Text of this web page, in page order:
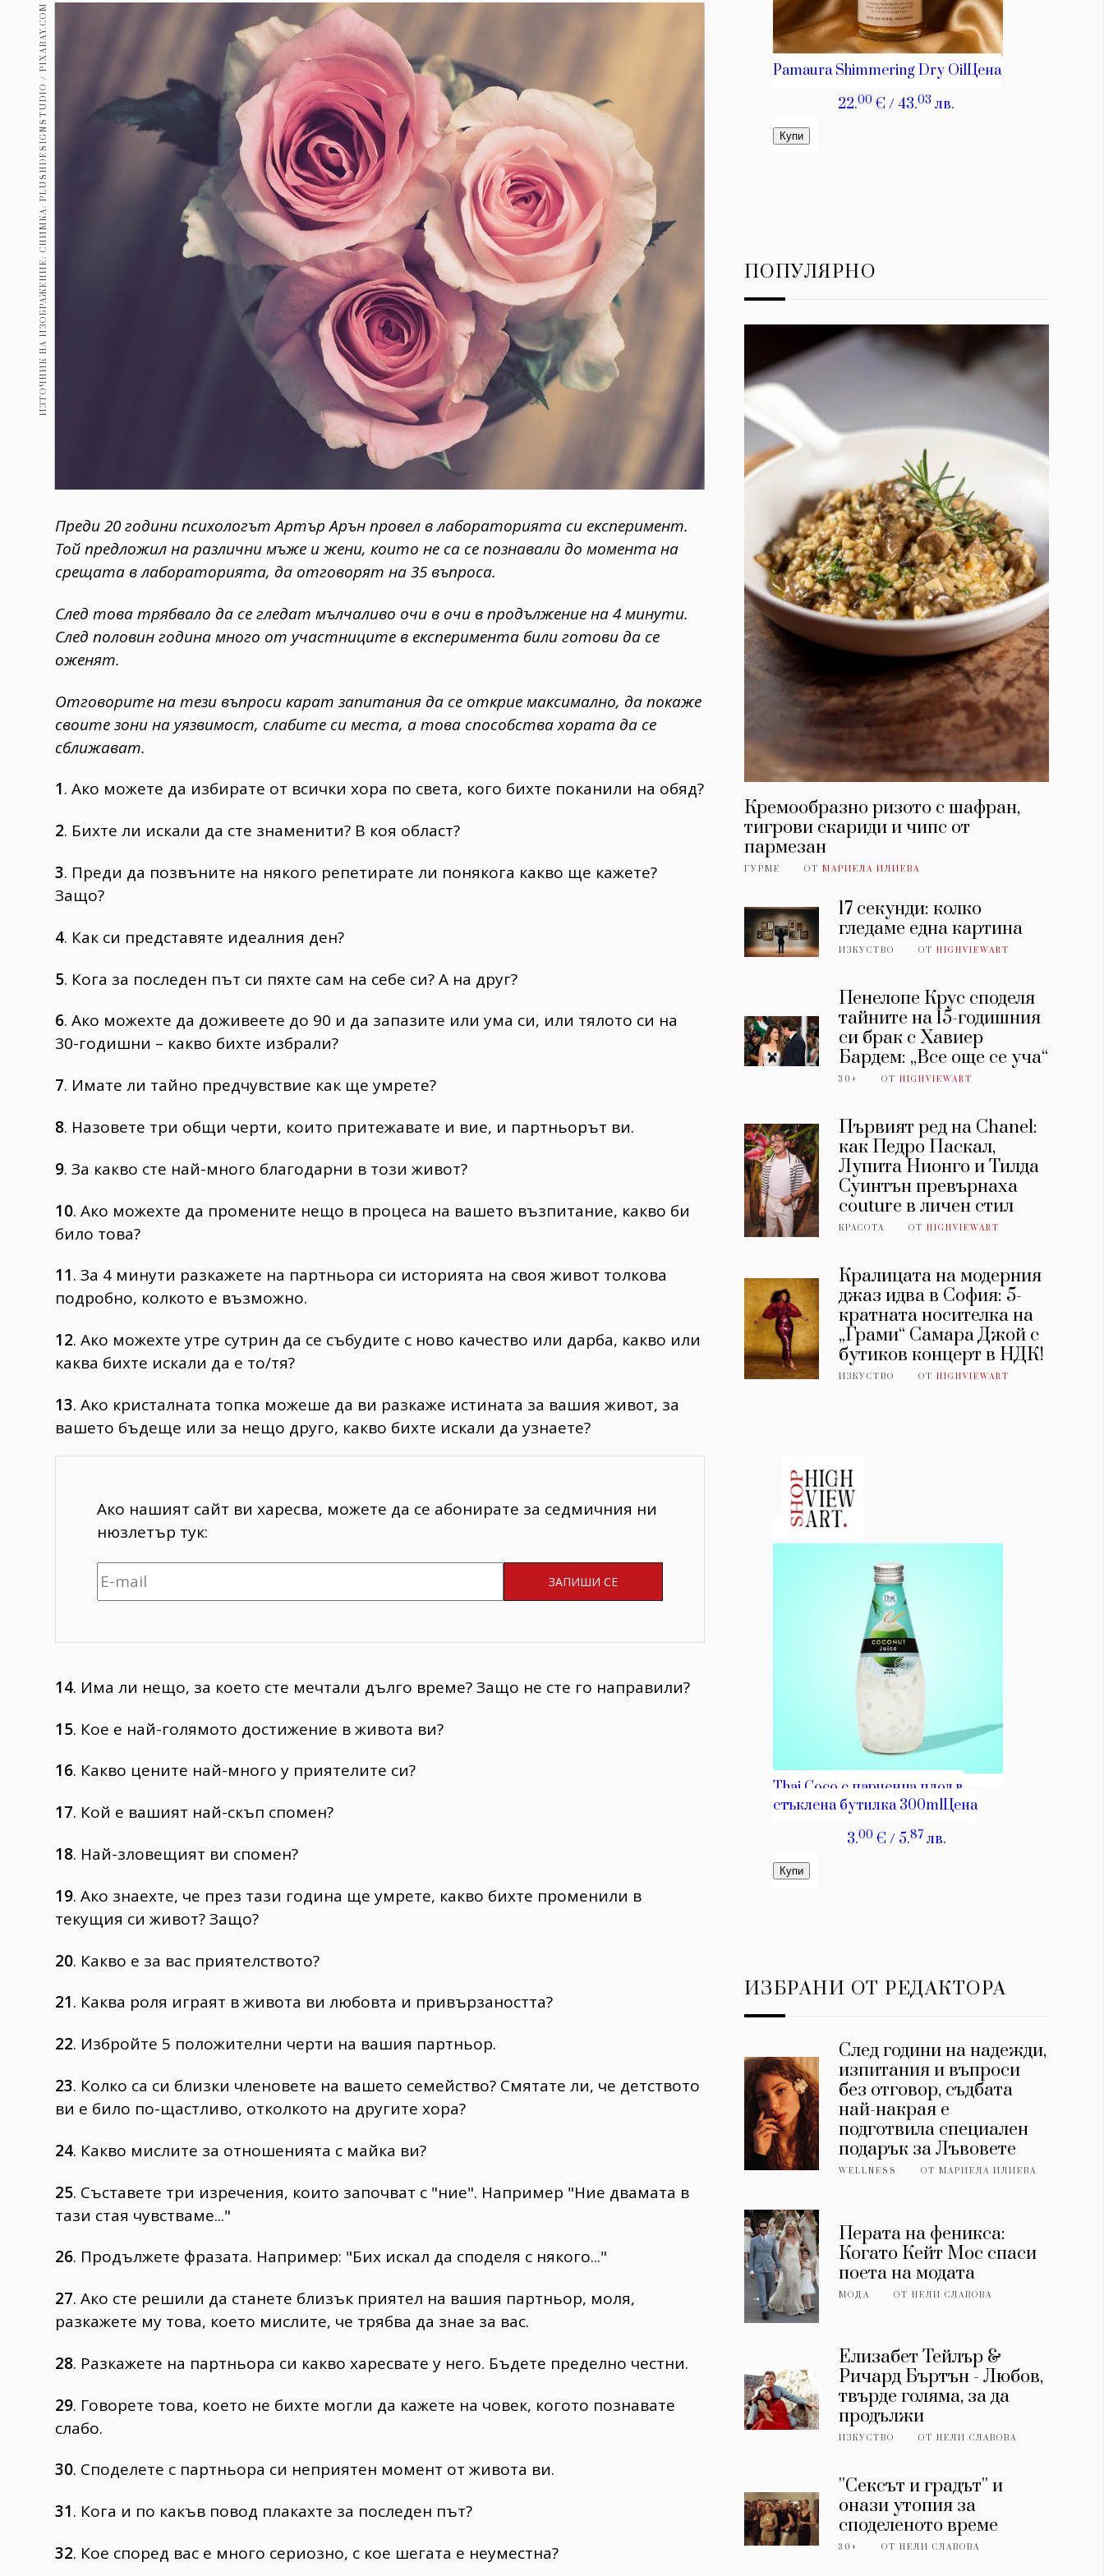
Пътувай
Здраве
Gentlemen
Wellness
ПОСЛЕДВАЙТЕ
НИ
ИЗТОЧНИК НА ИЗОБРАЖЕНИЕ: СНИМКА: PLUSHDESIGNSTUDIO / PIXABAY.COM
Преди 20 години психологът Артър Арън провел в лабораторията си експеримент.
Той предложил на различни мъже и жени, които не са се познавали до момента на
срещата в лабораторията, да отговорят на 35 въпроса.
След това трябвало да се гледат мълчаливо очи в очи в продължение на 4 минути.
След половин година много от участниците в експеримента били готови да се
оженят.
Отговорите на тези въпроси карат запитания да се открие максимално, да покаже
своите зони на уязвимост, слабите си места, а това способства хората да се
сближават.
1. Ако можете да избирате от всички хора по света, кого бихте поканили на обяд?
2. Бихте ли искали да сте знаменити? В коя област?
3. Преди да позвъните на някого репетирате ли понякога какво ще кажете?
Защо?
4. Как си представяте идеалния ден?
5. Кога за последен път си пяхте сам на себе си? А на друг?
6. Ако можехте да доживеете до 90 и да запазите или ума си, или тялото си на
30-годишни – какво бихте избрали?
7. Имате ли тайно предчувствие как ще умрете?
8. Назовете три общи черти, които притежавате и вие, и партньорът ви.
9. За какво сте най-много благодарни в този живот?
10. Ако можехте да промените нещо в процеса на вашето възпитание, какво би
било това?
11. За 4 минути разкажете на партньора си историята на своя живот толкова
подробно, колкото е възможно.
12. Ако можехте утре сутрин да се събудите с ново качество или дарба, какво или
каква бихте искали да е то/тя?
13. Ако кристалната топка можеше да ви разкаже истината за вашия живот, за
вашето бъдеще или за нещо друго, какво бихте искали да узнаете?
Ако нашият сайт ви харесва, можете да се абонирате за седмичния ни
нюзлетър тук:
14. Има ли нещо, за което сте мечтали дълго време? Защо не сте го направили?
15. Кое е най-голямото достижение в живота ви?
16. Какво цените най-много у приятелите си?
17. Кой е вашият най-скъп спомен?
18. Най-зловещият ви спомен?
19. Ако знаехте, че през тази година ще умрете, какво бихте променили в
текущия си живот? Защо?
20. Какво е за вас приятелството?
21. Каква роля играят в живота ви любовта и привързаността?
22. Избройте 5 положителни черти на вашия партньор.
23. Колко са си близки членовете на вашето семейство? Смятате ли, че детството
ви е било по-щастливо, отколкото на другите хора?
24. Какво мислите за отношенията с майка ви?
25. Съставете три изречения, които започват с "ние". Например "Ние двамата в
тази стая чувстваме..."
26. Продължете фразата. Например: "Бих искал да споделя с някого..."
27. Ако сте решили да станете близък приятел на вашия партньор, моля,
разкажете му това, което мислите, че трябва да знае за вас.
28. Разкажете на партньора си какво харесвате у него. Бъдете пределно честни.
29. Говорете това, което не бихте могли да кажете на човек, когото познавате
слабо.
30. Споделете с партньора си неприятен момент от живота ви.
31. Кога и по какъв повод плакахте за последен път?
32. Кое според вас е много сериозно, с кое шегата е неуместна?
ПОПУЛЯРНО
Кремообразно ризото с шафран,
тигрови скариди и чипс от
пармезан
ГУРМЕ ОТ МАРИЕЛА ИЛИЕВА
17 секунди: колко
гледаме една картина
ИЗКУСТВО ОТHIGHVIEWART
Пенелопе Крус споделя
тайните на 15-годишния
си брак с Хавиер
Бардем: „Все още се уча“
30+ ОТHIGHVIEWART
Първият ред на Chanel:
как Педро Паскал,
Лупита Нионго и Тилда
Суинтън превърнаха
couture в личен стил
КРАСОТА ОТHIGHVIEWART
Кралицата на модерния
джаз идва в София: 5-
кратната носителка на
„Грами“ Самара Джой с
бутиков концерт в НДК!
ИЗКУСТВО ОТHIGHVIEWART
ИЗБРАНИ ОТ РЕДАКТОРА
След години на надежди,
изпитания и въпроси
без отговор, съдбата
най-накрая е
подготвила специален
подарък за Лъвовете
WELLNESS ОТМАРИЕЛА ИЛИЕВА
Перата на феникса:
Когато Кейт Мос спаси
поета на модата
МОДА ОТНЕЛИ СЛАВОВА
Елизабет Тейлър &
Ричард Бъртън - Любов,
твърде голяма, за да
продължи
ИЗКУСТВО ОТНЕЛИ СЛАВОВА
''Сексът и градът'' и
онази утопия за
споделеното време
30+ ОТНЕЛИ СЛАВОВА